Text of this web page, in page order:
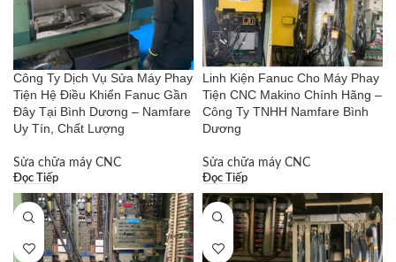
Công Ty Dịch Vụ Sửa Máy Phay
Tiện Hệ Điều Khiển Fanuc Gần
Đây Tại Bình Dương – Namfare
Uy Tín, Chất Lượng
Sửa chữa máy CNC
Đọc Tiếp
Linh Kiện Fanuc Cho Máy Phay
Tiện CNC Makino Chính Hãng –
Công Ty TNHH Namfare Bình
Dương
Sửa chữa máy CNC
Đọc Tiếp